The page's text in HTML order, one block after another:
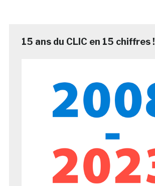
15 ans du CLIC en 15 chiffres !